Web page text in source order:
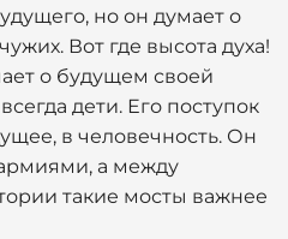
но он думает о
Вот где высота духа!
о будущем своей
дети. Его поступок
в человечность. Он
а между
такие мосты важнее